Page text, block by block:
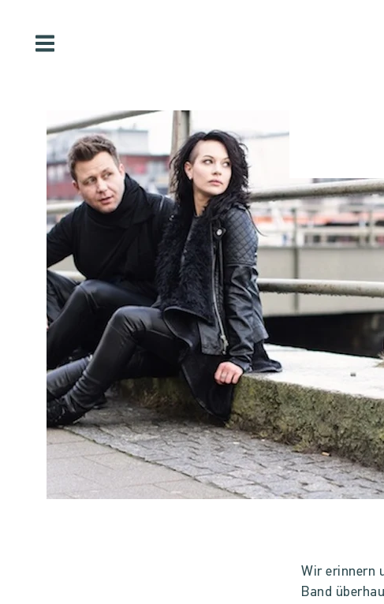
Wir erinnern
Band